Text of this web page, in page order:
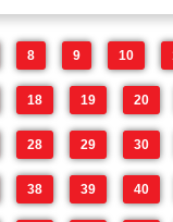
8 9 10
18 19 20
28 29 30
38 39 40